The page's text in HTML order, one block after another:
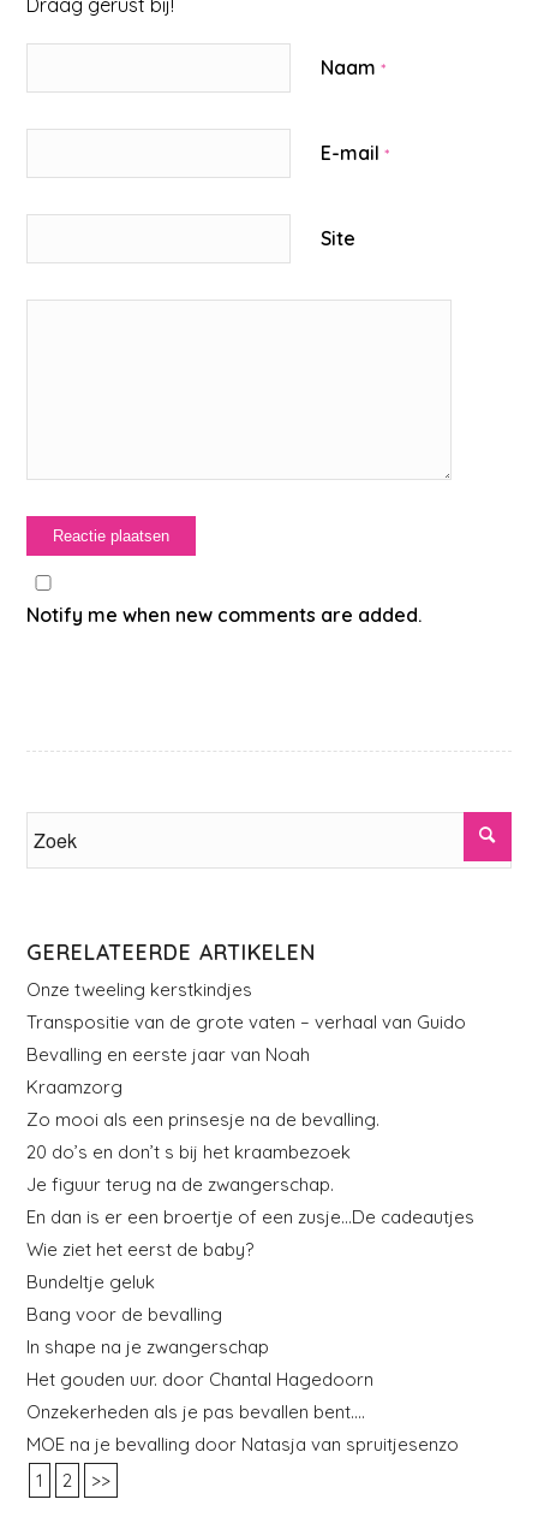
Naam*
E-mail*
Site
Notify me when new comments are added.
GERELATEERDE ARTIKELEN
Onze tweeling kerstkindjes
Transpositie van de grote vaten – verhaal van Guido
Bevalling en eerste jaar van Noah
Kraamzorg
Zo mooi als een prinsesje na de bevalling.
20 do’s en don’t s bij het kraambezoek
Je figuur terug na de zwangerschap.
En dan is er een broertje of een zusje…De cadeautjes
Wie ziet het eerst de baby?
Bundeltje geluk
Bang voor de bevalling
In shape na je zwangerschap
Het gouden uur. door Chantal Hagedoorn
Onzekerheden als je pas bevallen bent….
MOE na je bevalling door Natasja van spruitjesenzo
1
2 >>